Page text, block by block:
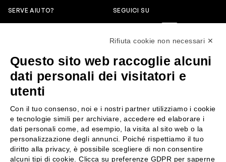
SERVE AIUTO?
servizioclienti@rossiprofumi.it
SEGUICI SU
SERVIZIO CLIENTI
Resi e rimborsi
Pagamenti
Spedizione
Condizioni generali di vendita
Chi siamo
Contattaci
Negozi
Attiva la Rossi Card
Rifiuta cookie non necessari ✕
Questo sito web raccoglie alcuni
dati personali dei visitatori e
utenti
Con il tuo consenso, noi e i nostri partner utilizziamo i cookie
e tecnologie simili per archiviare, accedere ed elaborare i
dati personali come, ad esempio, la visita al sito web o la
personalizzazione degli annunci. Poiché rispettiamo il tuo
diritto alla privacy, è possibile scegliere di non consentire
alcuni tipi di cookie. Clicca su preferenze GDPR per saperne